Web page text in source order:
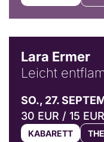
Lara Ermer
Leicht
SO., 27.
30 EUR / 15 EUR
KABARETT